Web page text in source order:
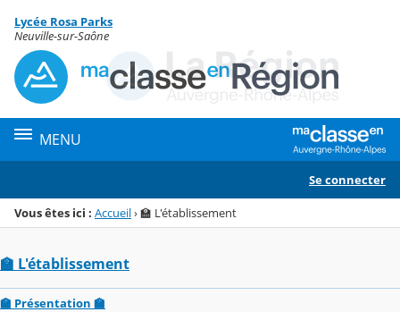
Menu de la rubrique
Contenu
Lycée Rosa Parks
Neuville-sur-Saône
MENU
Se connecter
Vous êtes ici : Accueil›🏫 L'établissement
🏫 L'établissement
🏫 Présentation 🏫